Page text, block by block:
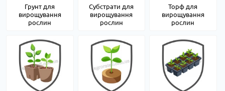
Грунт для
вирощування
рослин
Субстрати для
вирощування
рослин
Торф для
вирощування
рослин